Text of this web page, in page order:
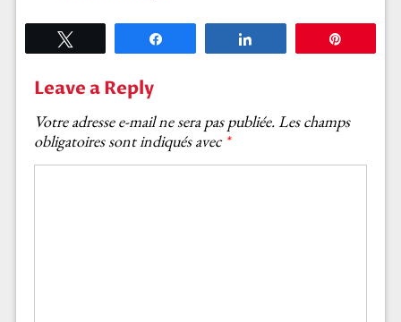
Leave a Reply
Votre adresse e-mail ne sera pas publiée.Les champs
obligatoires sont indiqués avec *